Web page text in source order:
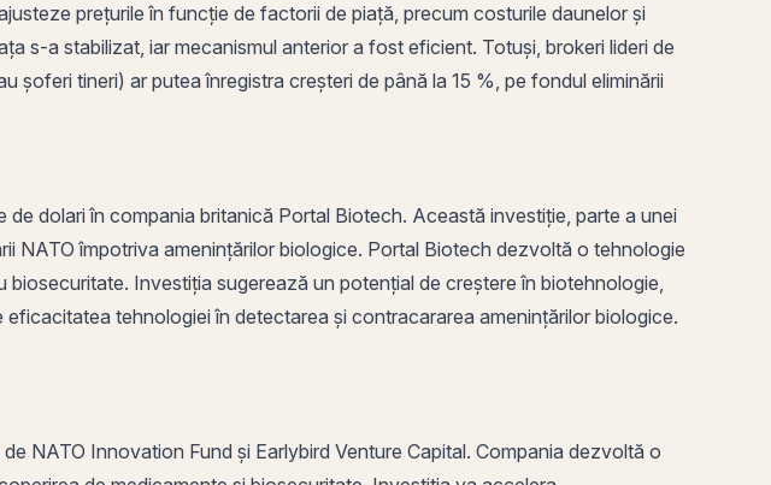
prețurile în funcție de factorii de piață, precum costurile daunelor și
s-a stabilizat, iar mecanismul anterior a fost eficient. Totuși, brokeri lideri de
șoferi tineri) ar putea înregistra creșteri de până la 15 %, pe fondul eliminării
dolari în compania britanică Portal Biotech. Această investiție, parte a unei
NATO împotriva amenințărilor biologice. Portal Biotech dezvoltă o tehnologie
Investiția sugerează un potențial de creștere în biotehnologie,
tehnologiei în detectarea și contracararea amenințărilor biologice.
NATO Innovation Fund și Earlybird Venture Capital. Compania dezvoltă o